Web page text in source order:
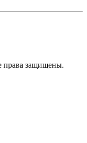
защищены.